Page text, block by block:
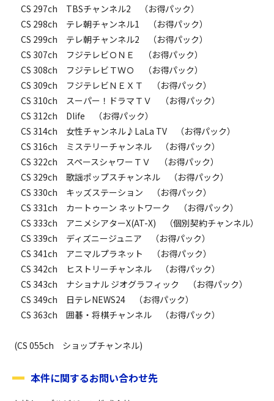
CS 297ch　TBSチャンネル2　（お得パック）
CS 298ch　テレ朝チャンネル1　（お得パック）
CS 299ch　テレ朝チャンネル2　（お得パック）
CS 307ch　フジテレビＯＮＥ　（お得パック）
CS 308ch　フジテレビＴＷＯ　（お得パック）
CS 309ch　フジテレビＮＥＸＴ　（お得パック）
CS 310ch　スーパー！ドラマＴＶ　（お得パック）
CS 312ch　Dlife　（お得パック）
CS 314ch　女性チャンネル♪LaLa TV　（お得パック）
CS 316ch　ミステリーチャンネル　（お得パック）
CS 322ch　スペースシャワーＴＶ　（お得パック）
CS 329ch　歌謡ポップスチャンネル　（お得パック）
CS 330ch　キッズステーション　（お得パック）
CS 331ch　カートゥーン ネットワーク　（お得パック）
CS 333ch　アニメシアターX(AT-X)　（個別契約チャンネル）
CS 339ch　ディズニージュニア　（お得パック）
CS 341ch　アニマルプラネット　（お得パック）
CS 342ch　ヒストリーチャンネル　（お得パック）
CS 343ch　ナショナル ジオグラフィック　（お得パック）
CS 349ch　日テレNEWS24　（お得パック）
CS 363ch　囲碁・将棋チャンネル　（お得パック）
(CS 055ch　ショップチャンネル)
本件に関するお問い合わせ先